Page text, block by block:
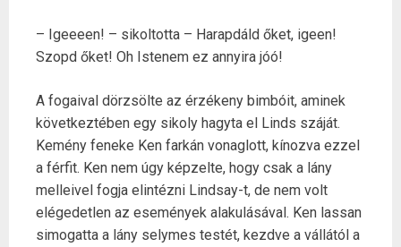
– Igeeeen! – sikoltotta – Harapdáld őket, igeen!
Szopd őket! Oh Istenem ez annyira jóó!
A fogaival dörzsölte az érzékeny bimbóit, aminek
következtében egy sikoly hagyta el Linds száját.
Kemény feneke Ken farkán vonaglott, kínozva ezzel
a férfit. Ken nem úgy képzelte, hogy csak a lány
melleivel fogja elintézni Lindsay-t, de nem volt
elégedetlen az események alakulásával. Ken lassan
simogatta a lány selymes testét, kezdve a vállától a